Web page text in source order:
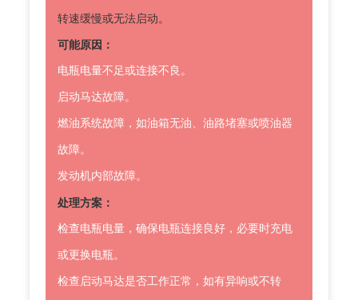
转速缓慢或无法启动。
可能原因：
电瓶电量不足或连接不良。
启动马达故障。
燃油系统故障，如油箱无油、油路堵塞或喷油器
故障。
发动机内部故障。
处理方案：
检查电瓶电量，确保电瓶连接良好，必要时充电
或更换电瓶。
检查启动马达是否工作正常，如有异响或不转